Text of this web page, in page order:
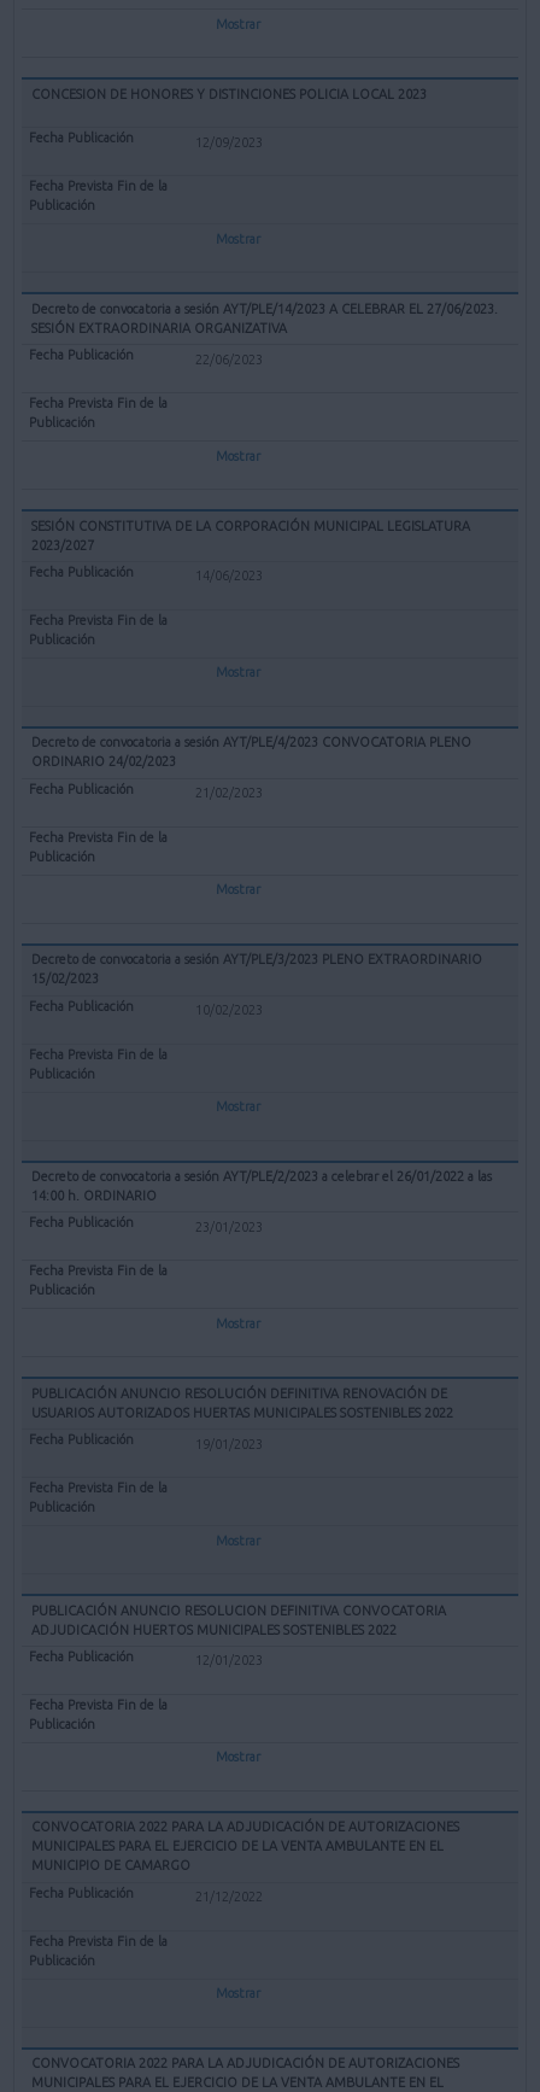
Mostrar
CONCESION DE HONORES Y DISTINCIONES POLICIA LOCAL 2023
12/09/2023
Mostrar
Decreto de convocatoria a sesión AYT/PLE/14/2023 A CELEBRAR EL 27/06/2023.
SESIÓN EXTRAORDINARIA ORGANIZATIVA
22/06/2023
Mostrar
SESIÓN CONSTITUTIVA DE LA CORPORACIÓN MUNICIPAL LEGISLATURA
2023/2027
14/06/2023
Mostrar
Decreto de convocatoria a sesión AYT/PLE/4/2023 CONVOCATORIA PLENO
ORDINARIO 24/02/2023
21/02/2023
Mostrar
Decreto de convocatoria a sesión AYT/PLE/3/2023 PLENO EXTRAORDINARIO
15/02/2023
10/02/2023
Mostrar
Decreto de convocatoria a sesión AYT/PLE/2/2023 a celebrar el 26/01/2022 a las
14:00 h. ORDINARIO
23/01/2023
Mostrar
PUBLICACIÓN ANUNCIO RESOLUCIÓN DEFINITIVA RENOVACIÓN DE
USUARIOS AUTORIZADOS HUERTAS MUNICIPALES SOSTENIBLES 2022
19/01/2023
Mostrar
PUBLICACIÓN ANUNCIO RESOLUCION DEFINITIVA CONVOCATORIA
ADJUDICACIÓN HUERTOS MUNICIPALES SOSTENIBLES 2022
12/01/2023
Mostrar
CONVOCATORIA 2022 PARA LA ADJUDICACIÓN DE AUTORIZACIONES
MUNICIPALES PARA EL EJERCICIO DE LA VENTA AMBULANTE EN EL
MUNICIPIO DE CAMARGO
21/12/2022
Mostrar
CONVOCATORIA 2022 PARA LA ADJUDICACIÓN DE AUTORIZACIONES
MUNICIPALES PARA EL EJERCICIO DE LA VENTA AMBULANTE EN EL